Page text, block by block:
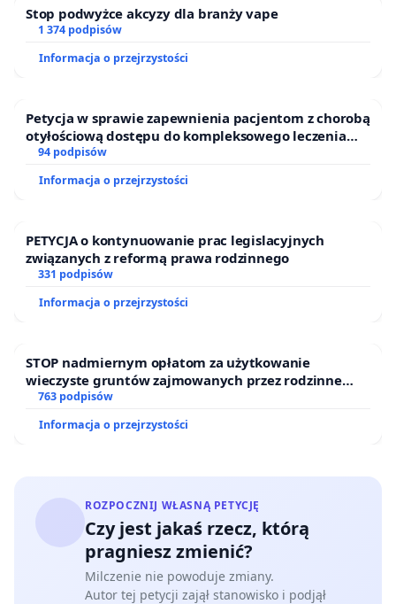
Z wyrazami szacunku,
mieszkancy Mławy.
Stop podwyżce akcyzy dla branży vape
1 374 podpisów
Informacja o przejrzystości
Petycja w sprawie zapewnienia pacjentom z chorobą
otyłościową dostępu do kompleksowego leczenia
oraz programów profilaktycznych.
94 podpisów
Informacja o przejrzystości
PETYCJA o kontynuowanie prac legislacyjnych
związanych z reformą prawa rodzinnego
331 podpisów
Informacja o przejrzystości
STOP nadmiernym opłatom za użytkowanie
wieczyste gruntów zajmowanych przez rodzinne
ogrody działkowe.
763 podpisów
Informacja o przejrzystości
ROZPOCZNIJ WŁASNĄ PETYCJĘ
Czy jest jakaś rzecz, którą
pragniesz zmienić?
Milczenie nie powoduje zmiany.
Autor tej petycji zajął stanowisko i podjął